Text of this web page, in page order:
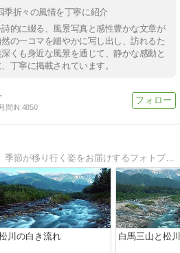
季折々の風情を丁寧に紹介
的に綴る、風景写真と感性豊かな文章が
の一コマを細やかに写し出し、訪れるた
くも身近な風景を通じて、静かな感動と
丁寧に掲載されています。
月間IN:4850
お気に入りの風景や花、季節が移り行く姿をお届けするフォトブログ。
川の白き流れ 白馬三山と松